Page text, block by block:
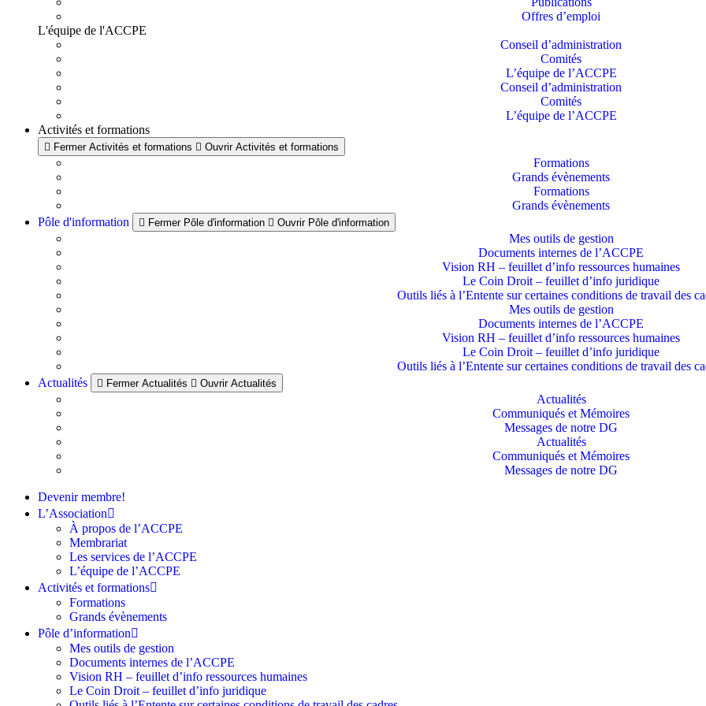
Offres d’emploi
L'équipe de l'ACCPE
Conseil d’administration
Comités
L’équipe de l’ACCPE
Conseil d’administration
Comités
L’équipe de l’ACCPE
Activités et formations
Fermer Activités et formations Ouvrir Activités et formations
Formations
Grands évènements
Formations
Grands évènements
Pôle d'information
Fermer Pôle d'information Ouvrir Pôle d'information
Mes outils de gestion
Documents internes de l’ACCPE
Vision RH – feuillet d’info ressources humaines
Le Coin Droit – feuillet d’info juridique
Outils liés à l’Entente sur certaines conditions de travail des
Mes outils de gestion
Documents internes de l’ACCPE
Vision RH – feuillet d’info ressources humaines
Le Coin Droit – feuillet d’info juridique
Outils liés à l’Entente sur certaines conditions de travail des
Actualités
Fermer Actualités Ouvrir Actualités
Actualités
Communiqués et Mémoires
Messages de notre DG
Actualités
Communiqués et Mémoires
Messages de notre DG
Devenir membre!
L’Association
À propos de l’ACCPE
Membrariat
Les services de l’ACCPE
L’équipe de l’ACCPE
Activités et formations
Formations
Grands évènements
Pôle d’information
Mes outils de gestion
Documents internes de l’ACCPE
Vision RH – feuillet d’info ressources humaines
Le Coin Droit – feuillet d’info juridique